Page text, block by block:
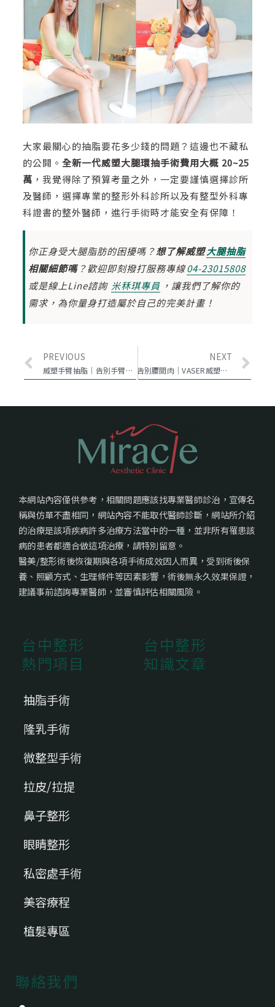
大家最關心的抽脂要花多少錢的問題？這邊也不藏私
的公開。全新一代威塑大腿環抽手術費用大概 20~25
萬 ，我覺得除了預算考量之外，一定要謹慎選擇診所
及醫師，選擇專業的整形外科診所以及有整型外科專
科證書的整外醫師，進行手術時才能安全有保障！
你正身受大腿脂肪的困擾嗎？想了解威塑大腿抽脂
相關細節嗎？歡迎即刻撥打服務專線04-23015808
或是線上Line諮詢 米秝琪專員 ，讓我們了解你的
需求，為你量身打造屬於自己的完美計畫！
PREVIOUS
威塑手臂抽脂｜告別手臂掰掰肉，二代威塑抽脂手臂，找回纖細線條！
NEXT
告別腰間肉｜VASER威塑抽脂讓我再現性感腰身！
本網站內容僅供參考，相關問題應該找專業醫師診治，宣傳名
稱與仿單不盡相同，網站內容不能取代醫師診斷，網站所介紹
的治療是該項疾病許多治療方法當中的一種，並非所有罹患該
病的患者都適合做這項治療，請特別留意。
醫美/整形術後恢復期與各項手術成效因人而異，受到術後保
養、照顧方式、生理條件等因素影響，術後無永久效果保證，
建議事前諮詢專業醫師，並審慎評估相關風險。
台中整形
熱門項目
抽脂手術
隆乳手術
微整型手術
拉皮/拉提
鼻子整形
眼睛整形
私密處手術
美容療程
植髮專區
台中整形
知識文章
聯絡我們